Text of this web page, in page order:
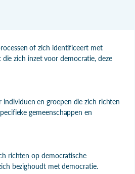
of zich identificeert met
zich inzet voor democratie, deze
en groepen die zich richten
gemeenschappen en
richten op democratische
bezighoudt met democratie.